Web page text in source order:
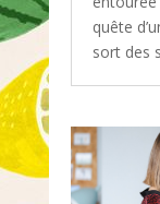
quête
sort des